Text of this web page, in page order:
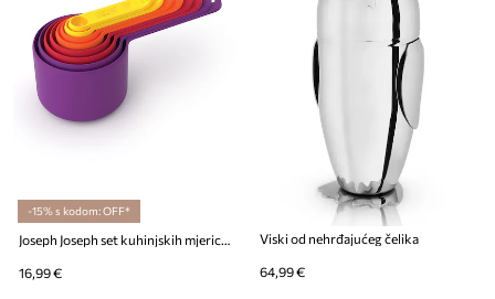
-15% s kodom: OFF*
Joseph Joseph set kuhinjskih mjerica Nest Measure (8-pack)
16,99 €
Viski od nehrđajućeg čelika
64,99 €